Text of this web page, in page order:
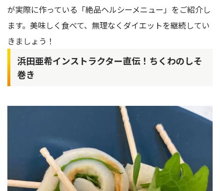
が実際に作っている「絶品ヘルシーメニュー」をご紹介し
ます。美味しく食べて、無理なくダイエットを継続してい
きましょう！
浜田亜希インストラクター直伝！ちくわのしそ
巻き